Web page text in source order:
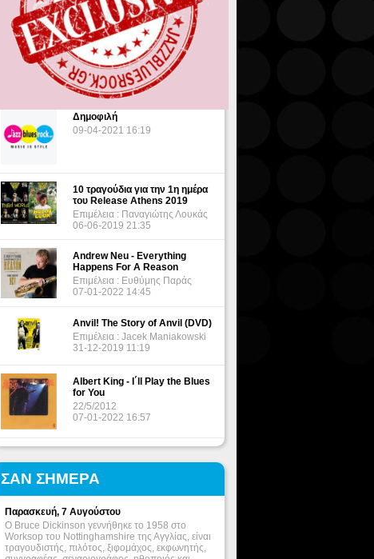
ΔΗΜΟΦΙΛΗ ΘΕΜΑΤΑ
Δημοφιλή
09-04-2021 16:19
10 τραγούδια για την 1η ημέρα
του Release Athens 2019
Επιμέλεια : Παναγιώτης Λουκάς
06-06-2019 21:35
Andrew Neu - Everything
Happens For A Reason
Επιμέλεια : Ευθύμης Παράς
07-01-2022 14:45
Anvil! The Story of Anvil (DVD)
Επιμέλεια : Jacek Maniakowski
31-12-2019 11:19
Albert King - I΄ll Play the Blues
for You
22/5/2012
07-01-2022 16:57
ΣΑΝ ΣΗΜΕΡΑ
Παρασκευή, 7 Αυγούστου
Ο Bruce Dickinson γεννήθηκε το 1958 στο
Worksop του Nottinghamshire της Αγγλίας, είναι
τραγουδιστής, πιλότος, ξιφομάχος, εκφωνητής,